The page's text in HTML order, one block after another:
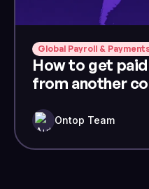
Global Payroll &
How to get
from another
Ontop Team